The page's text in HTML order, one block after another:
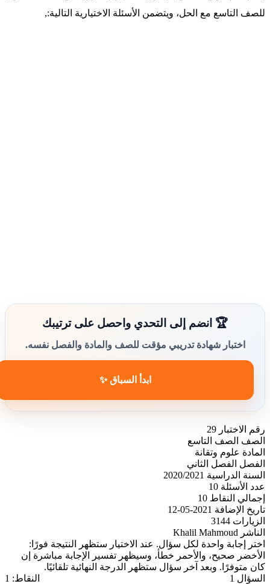
للصف التاسع مع الحل، ويتضمن الأسئلة الاختيارية التالية:,
🏆 انضم إلى التحدي واحصل على ترتيبك
اختبار شهادة تدريبي مؤقت للصف والمادة والفصل نفسه.
ابدأ السباق ✨
رقم الاختبار 29
الصف
الصف التاسع
المادة
علوم وتقانة
الفصل
الفصل الثاني
السنة الدراسية
2020/2021
عدد الأسئلة 10
إجمالي النقاط 10
تاريخ الإضافة
2021-05-12
الزيارات 3144
الناشر Khalil Mahmoud
اختر إجابة واحدة لكل سؤال. عند الاختيار ستظهر النتيجة فورًا:
الأخضر صحيح، والأحمر خطأ، وسيظهر تفسير الإجابة مباشرة إن
كان متوفرًا. وبعد آخر سؤال ستظهر الدرجة النهائية تلقائيًا.
السؤال 1
النقاط: 1